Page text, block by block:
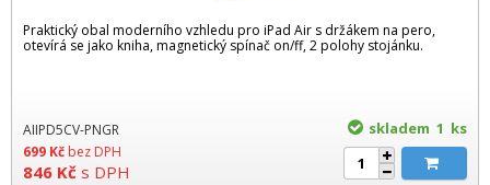
Praktický obal moderního vzhledu pro iPad Air s držákem na pero,
otevírá se jako kniha, magnetický spínač on/ff, 2 polohy stojánku.
skladem 1 ks
AIIPD5CV-PNGR
699 Kč bez DPH
846 Kč s DPH